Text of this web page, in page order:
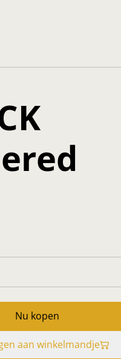
Nu kopen
aan winkelmandje